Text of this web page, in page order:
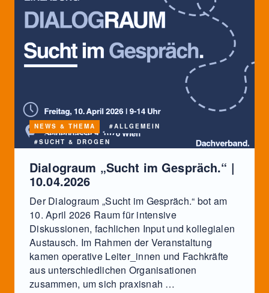
NEWS & THEMA
#ALLGEMEIN
#SUCHT & DROGEN
Dialograum „Sucht im Gespräch.“ |
10.04.2026
Der Dialograum „Sucht im Gespräch.“ bot am
10. April 2026 Raum für intensive
Diskussionen, fachlichen Input und kollegialen
Austausch. Im Rahmen der Veranstaltung
kamen operative Leiter_innen und Fachkräfte
aus unterschiedlichen Organisationen
zusammen, um sich praxisnah …